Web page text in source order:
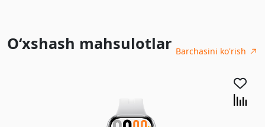
O‘xshash mahsulotlar Barchasini ko'rish